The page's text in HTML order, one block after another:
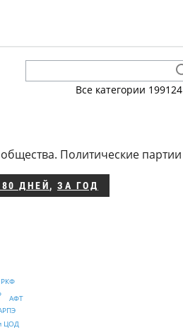
Все категории 199124
Политические партии
ДНЕЙ, ЗА ГОД
АФТ
ЦОД
РКФ